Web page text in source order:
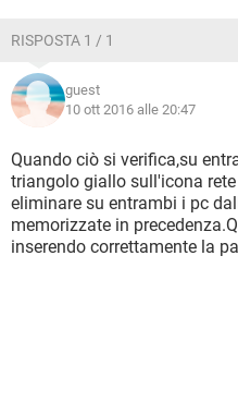
RISPOSTA 1 / 1
guest
10 ott 2016 alle 20:47
Quando ciò si verifica,su
triangolo giallo sull'icona
eliminare su entrambi i pc
memorizzate in
inserendo correttamente la